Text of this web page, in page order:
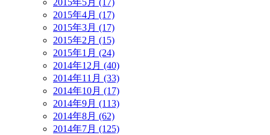
2015年4月 (17)
2015年3月 (17)
2015年2月 (15)
2015年1月 (24)
2014年12月 (40)
2014年11月 (33)
2014年10月 (17)
2014年9月 (113)
2014年8月 (62)
2014年7月 (125)